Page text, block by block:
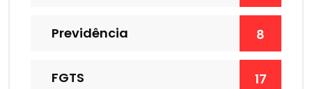
Previdência 8
FGTS 17